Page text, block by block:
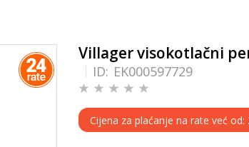
Villager visokotlačni
ID: EK000597729
Cijena za plaćanje na rate već od: